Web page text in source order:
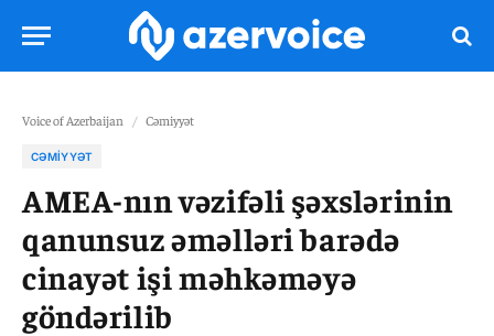
Voice of Azerbaijan / Cəmiyyət
CƏMIYYƏT
AMEA-nın vəzifəli şəxslərinin
qanunsuz əməlləri barədə
cinayət işi məhkəməyə
göndərilib